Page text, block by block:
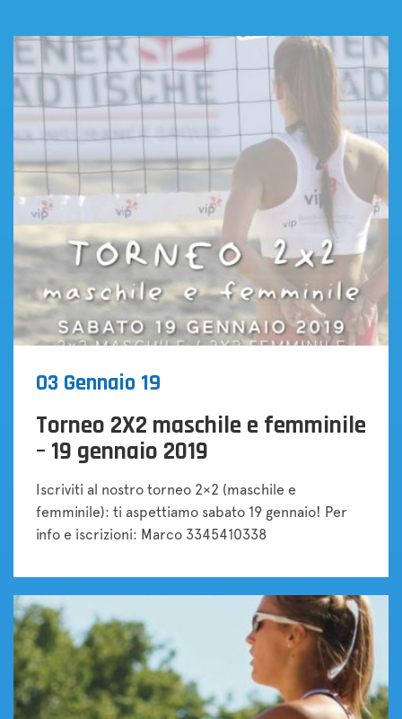
Tornei
03 Gennaio 19
Torneo 2X2 maschile e femminile
– 19 gennaio 2019
Iscriviti al nostro torneo 2×2 (maschile e
femminile): ti aspettiamo sabato 19 gennaio! Per
info e iscrizioni: Marco 3345410338
Tornei